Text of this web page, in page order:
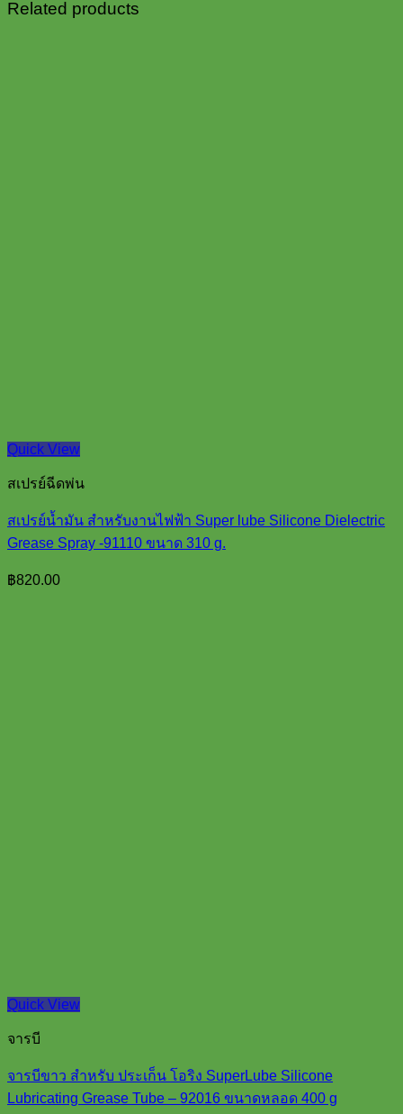
Related products
Quick View
สเปรย์ฉีดพ่น
สเปรย์น้ำมัน สำหรับงานไฟฟ้า Super lube Silicone Dielectric
Grease Spray -91110 ขนาด 310 g.
฿820.00
Quick View
จารบี
จารบีขาว สำหรับ ประเก็น โอริง SuperLube Silicone
Lubricating Grease Tube – 92016 ขนาดหลอด 400 g